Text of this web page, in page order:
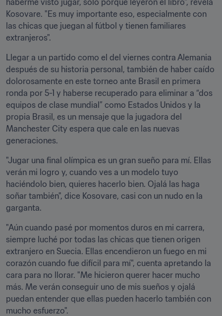
haberme visto jugar, sólo porque leyeron el libro", revela
Kosovare. "Es muy importante eso, especialmente con
las chicas que juegan al fútbol y tienen familiares
extranjeros".
Llegar a un partido como el del viernes contra Alemania
después de su historia personal, también de haber caído
dolorosamente en este torneo ante Brasil en primera
ronda por 5-1 y haberse recuperado para eliminar a “dos
equipos de clase mundial” como Estados Unidos y la
propia Brasil, es un mensaje que la jugadora del
Manchester City espera que cale en las nuevas
generaciones.
"Jugar una final olímpica es un gran sueño para mí. Ellas
verán mi logro y, cuando ves a un modelo tuyo
haciéndolo bien, quieres hacerlo bien. Ojalá las haga
soñar también", dice Kosovare, casi con un nudo en la
garganta.
"Aún cuando pasé por momentos duros en mi carrera,
siempre luché por todas las chicas que tienen origen
extranjero en Suecia. Ellas encendieron un fuego en mi
corazón cuando fue difícil para mí", cuenta apretando la
cara para no llorar. "Me hicieron querer hacer mucho
más. Me verán conseguir uno de mis sueños y ojalá
puedan entender que ellas pueden hacerlo también con
mucho esfuerzo".